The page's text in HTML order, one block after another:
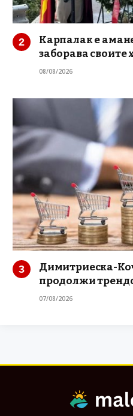
Карпалак е
заборава своите
08/08/2026
Димитриеска-
продолжи
07/08/2026